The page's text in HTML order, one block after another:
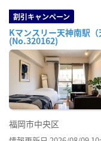
割引キャンペーン
Kマンスリー天神南駅（
(No.320162)
福岡市中央区